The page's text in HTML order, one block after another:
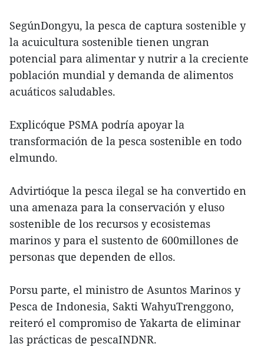
SegúnDongyu, la pesca de captura sostenible y
la acuicultura sostenible tienen ungran
potencial para alimentar y nutrir a la creciente
población mundial y demanda de alimentos
acuáticos saludables.
Explicóque PSMA podría apoyar la
transformación de la pesca sostenible en todo
elmundo.
Advirtióque la pesca ilegal se ha convertido en
una amenaza para la conservación y eluso
sostenible de los recursos y ecosistemas
marinos y para el sustento de 600millones de
personas que dependen de ellos.
Porsu parte, el ministro de Asuntos Marinos y
Pesca de Indonesia, Sakti WahyuTrenggono,
reiteró el compromiso de Yakarta de eliminar
las prácticas de pescaINDNR.